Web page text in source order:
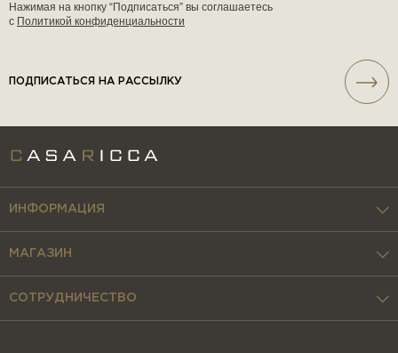
Нажимая на кнопку “Подписаться” вы соглашаетесь
с Политикой конфиденциальности
ПОДПИСАТЬСЯ НА РАССЫЛКУ
ИНФОРМАЦИЯ
МАГАЗИН
СОТРУДНИЧЕСТВО